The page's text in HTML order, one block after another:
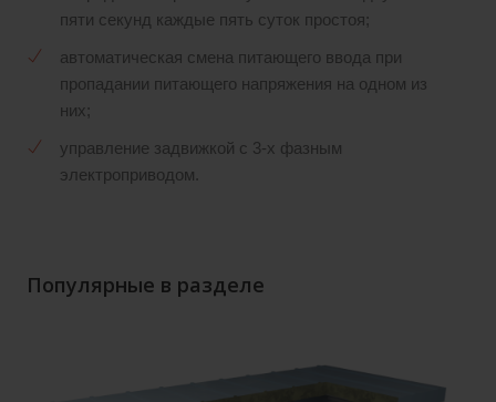
пяти секунд каждые пять суток простоя;
автоматическая смена питающего ввода при
пропадании питающего напряжения на одном из
них;
управление задвижкой с 3-х фазным
электроприводом.
Популярные в разделе